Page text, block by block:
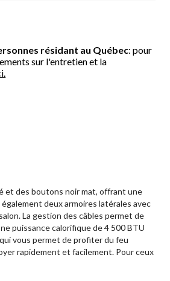
résidant au Québec: pour
sur l'entretien et la
et des boutons noir mat, offrant une
deux armoires latérales avec
La gestion des câbles permet de
puissance calorifique de 4 500 BTU
vous permet de profiter du feu
rapidement et facilement. Pour ceux